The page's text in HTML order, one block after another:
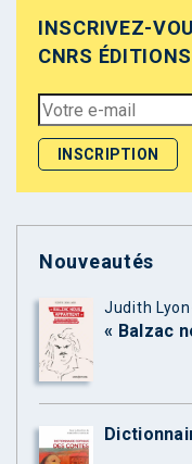
INSCRIVEZ-
CNRS
Nouveautés
Judith
« Balzac